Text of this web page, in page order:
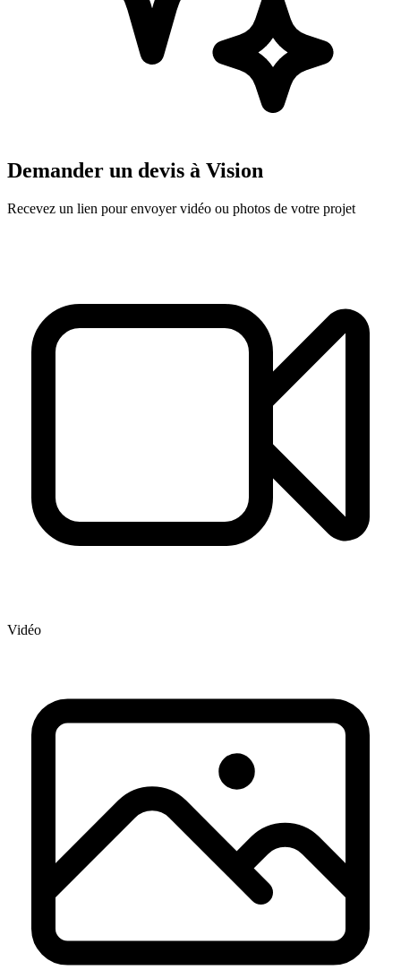
Demander un devis à Vision
Recevez un lien pour envoyer vidéo ou photos de votre projet
Vidéo